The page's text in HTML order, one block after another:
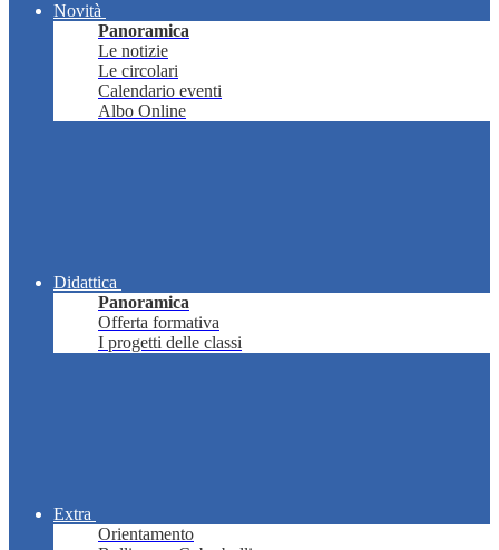
Novità
Panoramica
Le notizie
Le circolari
Calendario eventi
Albo Online
Didattica
Panoramica
Offerta formativa
I progetti delle classi
Extra
Orientamento